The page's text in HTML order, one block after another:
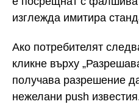
изглежда имитира
Ако потребителят
кликне върху
получава разрешение
нежелани push